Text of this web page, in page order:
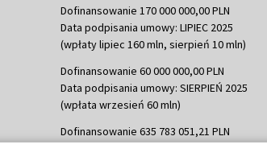
Dofinansowanie 170 000 000,00 PLN
Data podpisania umowy: LIPIEC 2025
(wpłaty lipiec 160 mln, sierpień 10 mln)
Dofinansowanie 60 000 000,00 PLN
Data podpisania umowy: SIERPIEŃ 2025
(wpłata wrzesień 60 mln)
Dofinansowanie 635 783 051,21 PLN